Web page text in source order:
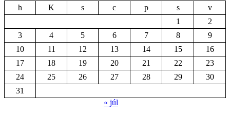
h
K s c p s
v
1
2
3
4 5 6 7 8
9
10
11 12 13 14 15
16
17
18 19 20 21 22
23
24
25 26 27 28 29
30
31
« júl